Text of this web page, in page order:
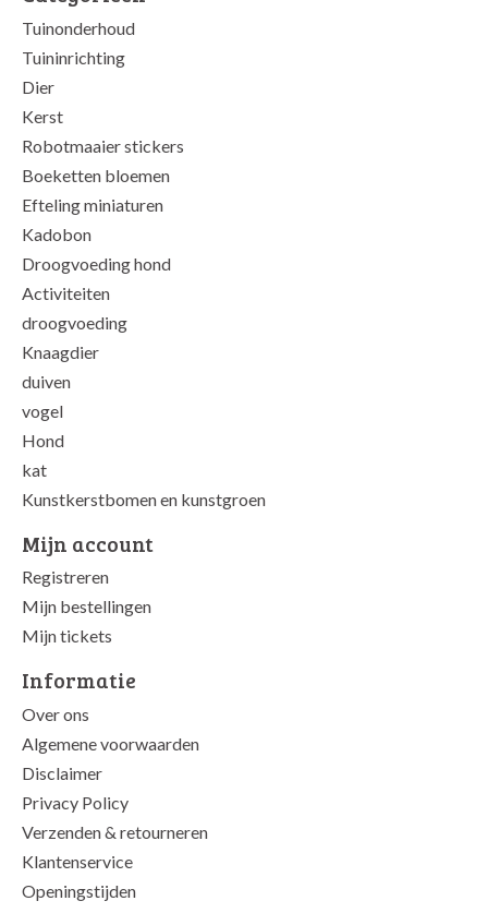
Tuinonderhoud
Tuininrichting
Dier
Kerst
Robotmaaier stickers
Boeketten bloemen
Efteling miniaturen
Kadobon
Droogvoeding hond
Activiteiten
droogvoeding
Knaagdier
duiven
vogel
Hond
kat
Kunstkerstbomen en kunstgroen
Mijn account
Registreren
Mijn bestellingen
Mijn tickets
Informatie
Over ons
Algemene voorwaarden
Disclaimer
Privacy Policy
Verzenden & retourneren
Klantenservice
Openingstijden